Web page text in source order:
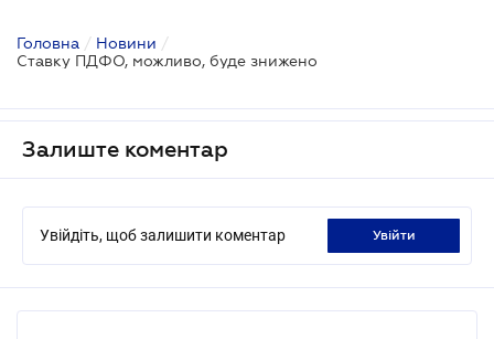
Головна / Новини /
Ставку ПДФО, можливо, буде знижено
Залиште коментар
Увійдіть, щоб залишити коментар увійти